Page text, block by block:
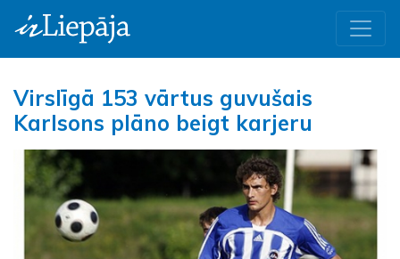
Virslīgā 153 vārtus guvušais
Karlsons plāno beigt karjeru